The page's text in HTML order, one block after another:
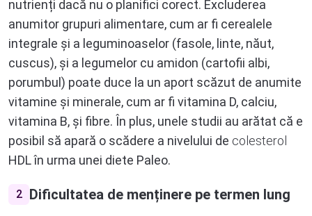
nutrienți dacă nu o planifici corect. Excluderea
anumitor grupuri alimentare, cum ar fi cerealele
integrale și a leguminoaselor (fasole, linte, năut,
cuscus), și a legumelor cu amidon (cartofii albi,
porumbul) poate duce la un aport scăzut de anumite
vitamine și minerale, cum ar fi vitamina D, calciu,
vitamina B, și fibre. În plus, unele studii au arătat că e
posibil să apară o scădere a nivelului de colesterol
HDL în urma unei diete Paleo.
2 Dificultatea de menținere pe termen lung